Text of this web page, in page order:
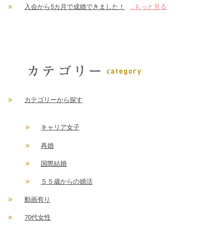
入会から5カ月で成婚できました！ …もっと見る
カテゴリーから探す
キャリア女子
再婚
国際結婚
５５歳からの婚活
動画有り
70代女性